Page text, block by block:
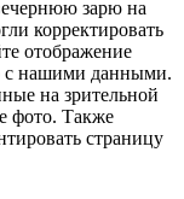
зарю на
корректировать
отображение
с нашими данными.
на зрительной
фото. Также
страницу